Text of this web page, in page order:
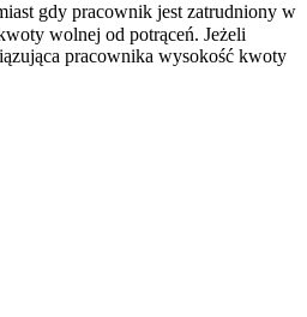
gdy pracownik jest zatrudniony w
wolnej od potrąceń. Jeżeli
pracownika wysokość kwoty